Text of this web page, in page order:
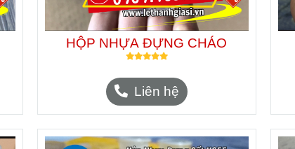
HỘP NHỰA ĐỰNG CHÁO
Liên hệ